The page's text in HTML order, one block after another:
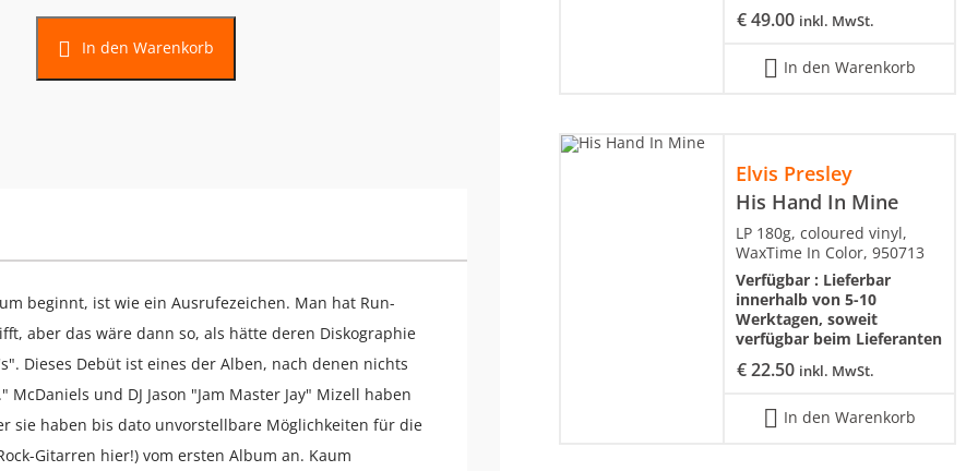
In den Warenkorb
beginnt, ist wie ein Ausrufezeichen. Man hat Run-
aber das wäre dann so, als hätte deren Diskographie
Dieses Debüt ist eines der Alben, nach denen nichts
und DJ Jason "Jam Master Jay" Mizell haben
sie haben bis dato unvorstellbare Möglichkeiten für die
Gitarren hier!) vom ersten Album an. Kaum
€49.00 inkl. MwSt.
In den Warenkorb
Elvis Presley
His Hand In Mine
€22.50 inkl. MwSt.
LP 180g, coloured vinyl,
WaxTime In Color, 950713
Verfügbar : Lieferbar
innerhalb von 5-10
Werktagen, soweit
verfügbar beim Lieferanten
In den Warenkorb